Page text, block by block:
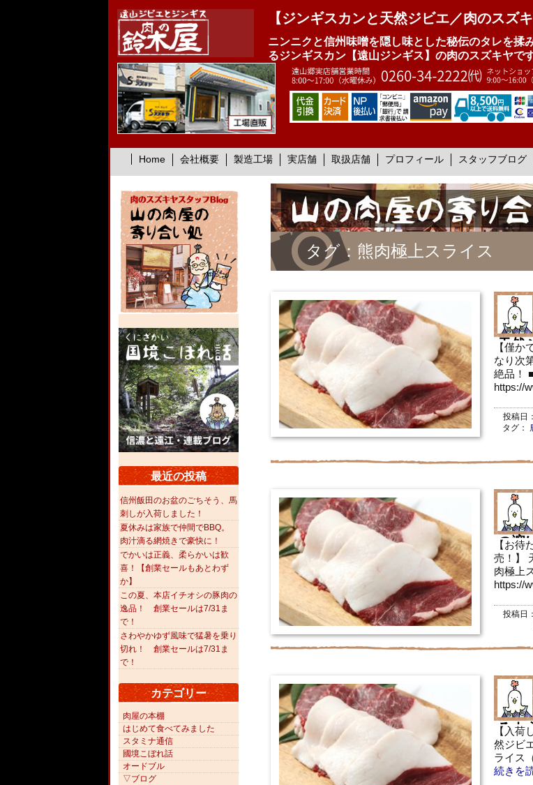
【ジンギスカンと天然ジビエ／肉のスズキ
ニンニクと信州味噌を隠し味とした秘伝のタレを揉
るジンギスカン【遠山ジンギス】の肉のスズキヤで
Home 会社概要 製造工場 実店舗 取扱店舗 プロフィール スタッフブログ
タグ：熊肉極上スライス
天然
品！
【僅か
なり次
絶品！
https://
投稿日：
タグ：
の溶
【お待
売！】
肉極上
https://
投稿日：
るよ
【入荷
然ジビ
ライス
続きを
最近の投稿
信州飯田のお盆のごちそう、馬
刺しが入荷しました！
夏休みは家族で仲間でBBQ。
肉汁滴る網焼きで豪快に！
でかいは正義、柔らかいは歓
喜！【創業セールもあとわず
か】
この夏、本店イチオシの豚肉の
逸品！ 創業セールは7/31ま
で！
さわやかゆず風味で猛暑を乗り
切れ！ 創業セールは7/31ま
で！
カテゴリー
肉屋の本棚
はじめて食べてみました
スタミナ通信
國境こぼれ話
オードブル
▽ブログ